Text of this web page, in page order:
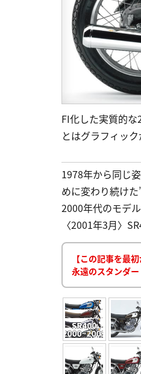
FI化した実質的
とはグラフィッ
1978年から同じ
めに変わり続け
2000年代のモデ
〈2001年3月〉
【この記事を最初
永遠のスタンダ